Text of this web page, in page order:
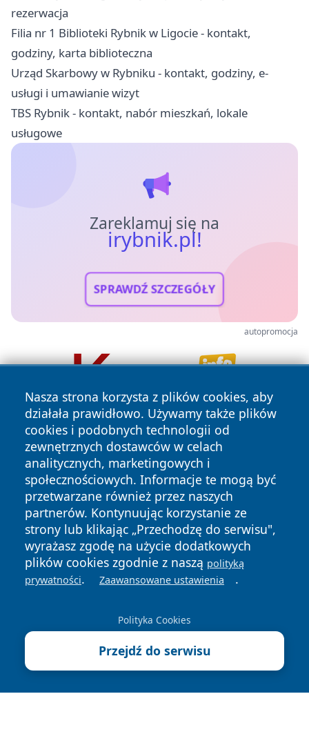
rezerwacja
Filia nr 1 Biblioteki Rybnik w Ligocie - kontakt,
godziny, karta biblioteczna
Urząd Skarbowy w Rybniku - kontakt, godziny, e-
usługi i umawianie wizyt
TBS Rybnik - kontakt, nabór mieszkań, lokale
usługowe
Zareklamuj się na
irybnik.pl!
SPRAWDŹ SZCZEGÓŁY
autopromocja
Nasza strona korzysta z plików cookies, aby
działała prawidłowo. Używamy także plików
cookies i podobnych technologii od
zewnętrznych dostawców w celach
analitycznych, marketingowych i
społecznościowych. Informacje te mogą być
przetwarzane również przez naszych
partnerów. Kontynuując korzystanie ze
strony lub klikając „Przechodzę do serwisu",
wyrażasz zgodę na użycie dodatkowych
plików cookies zgodnie z naszą polityką
prywatności. Zaawansowane ustawienia .
Polityka Cookies
Przejdź do serwisu
Copyright © 2026 irybnik.pl Wszystkie prawa zastrzeżone.
News Autorzy
Polityka
Prywatności
Polityka
Cookies